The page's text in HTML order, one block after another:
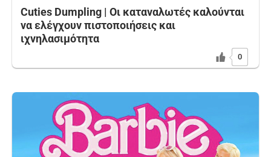
Cuties Dumpling | Οι καταναλωτές καλούνται
να ελέγχουν πιστοποιήσεις και
ιχνηλασιμότητα
0